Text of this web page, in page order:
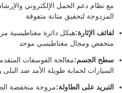
مع نظام دعم الحمل الإلكتروني
المزدوجة لتحقيق متانة متفوقة
لفائف الإثارة:هيكل دائرة مغناطيسية
منخفض ومجال مغناطيسي موحد
سطح الجسم:معالجة الفوسفات
السيارات لحماية طويلة الأمد ضد البلى
التبريد على الطاولة:مروحة منخفضة